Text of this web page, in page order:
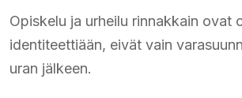
Opiskelu ja urheilu rinnakkain ovat
identiteettiään, eivät vain
uran jälkeen.